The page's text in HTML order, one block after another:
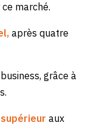
marché.
après quatre
business, grâce à
aux